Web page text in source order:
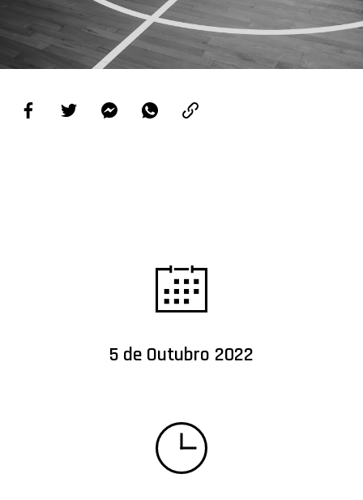
PROJETOS
LIGA BETCLIC MASCULINA
5 de Outubro 2022